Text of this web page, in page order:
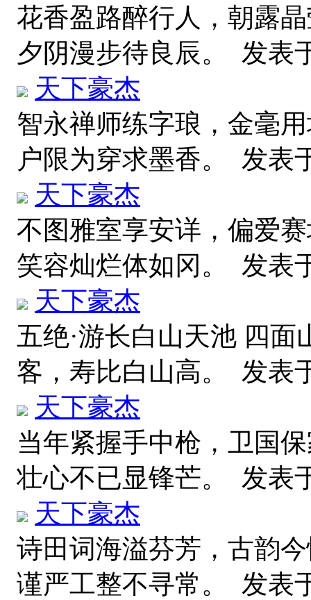
花香盈路醉行人，朝露
夕阴漫步待良辰。 发表
天下豪杰
智永禅师练字琅，金毫
户限为穿求墨香。 发表
天下豪杰
不图雅室享安详，偏爱
笑容灿烂体如冈。 发表
天下豪杰
五绝·游长白山天池 四
客，寿比白山高。 发表
天下豪杰
当年紧握手中枪，卫国
壮心不已显锋芒。 发表
天下豪杰
诗田词海溢芬芳，古韵
谨严工整不寻常。 发表